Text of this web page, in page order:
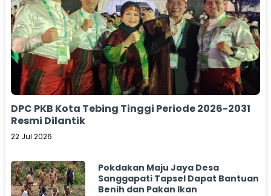
DPC PKB Kota Tebing Tinggi Periode 2026-2031
Resmi Dilantik
22 Jul 2026
Pokdakan Maju Jaya Desa
Sanggapati Tapsel Dapat Bantuan
Benih dan Pakan Ikan